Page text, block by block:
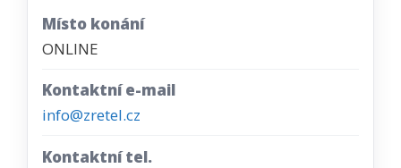
Místo konání
ONLINE
Kontaktní e-mail
info@zretel.cz
Kontaktní tel.